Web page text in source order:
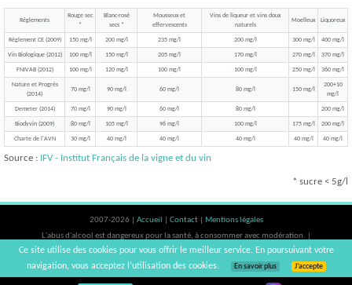
Réglements
Rouge sec
*
Blanc-rosé
secs *
Mousseux et
effervescents
Vins de liqueur et vins doux
naturels
Moelleux Liquoreux
Règlement CE (2009) 150 mg/l 200 mg/l 235 mg/l 200 mg/l 300 mg/l 400 mg/l
Vin Biologique (2012) 100 mg/l 150 mg/l 205 mg/l 170 mg/l 270 mg/l 370 mg/l
FNIVAB (2012) 100 mg/l 120 mg/l 100 mg/l 100 mg/l 250 mg/l 360 mg/l
Nature et Progrès
(2014)
70 mg/l 90 mg/l 60 mg/l 80 mg/l 150 mg/l
200+10
mg/l
Demeter (2014) 70 mg/l 90 mg/l 60 mg/l 80 mg/l 200 mg/l
Biodyvin (2009) 80 mg/l 105 mg/l 96 mg/l 100 mg/l 175 mg/l 200 mg/l
Charte de l'AVN 30 mg/l 40 mg/l 40 mg/l 40 mg/l 40 mg/l 40 mg/l
Source : IFV - Institut Français de la vigne et du vin
* sucre < 5g/l
2007-2026 | Accueil Contact
Mentions légales
L'abus d'alcool est dangereux pour la santé, à consommer avec modération. |
vinsnaturels | v3.12
Ce site utilise des cookies pour vous offrir le meilleur service. En poursuivant votre
navigation, vous acceptez l’utilisation des cookies.
En savoir plus J’accepte